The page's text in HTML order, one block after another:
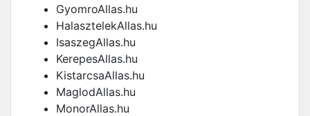
GyomroAllas.hu
HalasztelekAllas.hu
IsaszegAllas.hu
KerepesAllas.hu
KistarcsaAllas.hu
MaglodAllas.hu
MonorAllas.hu